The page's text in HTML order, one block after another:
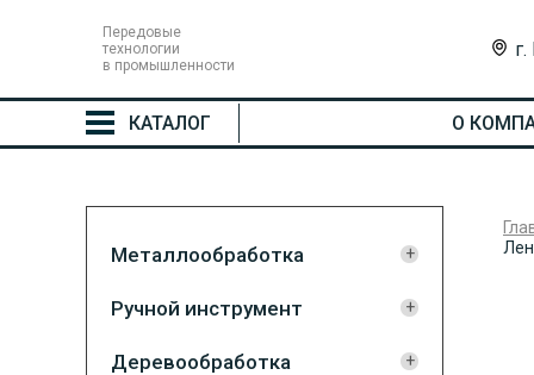
Передовые
технологии
в промышленности
КАТАЛОГ О
Металлообработка
Ручной инструмент
Деревообработка